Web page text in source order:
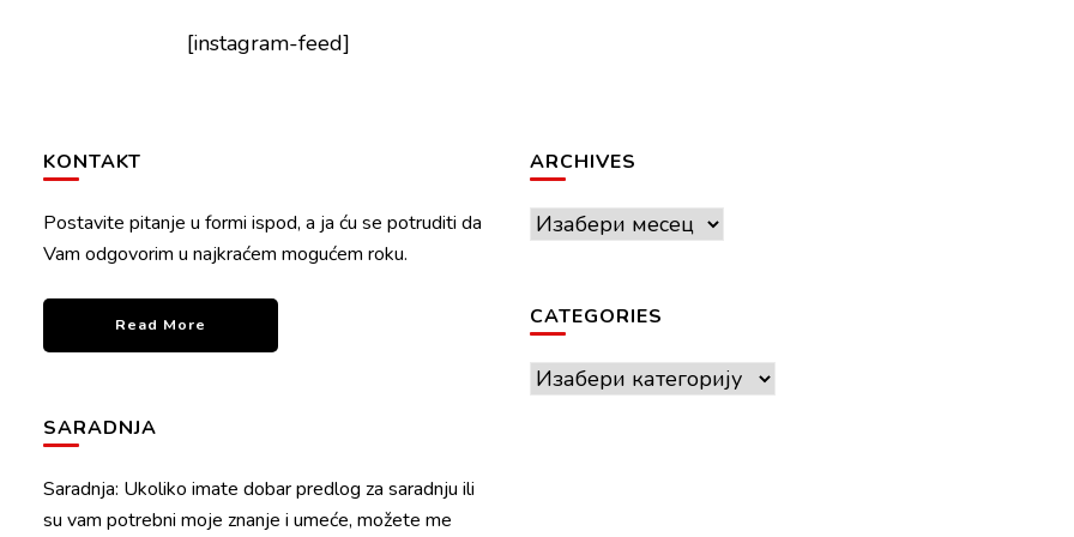
[instagram-feed]
KONTAKT
Postavite pitanje u formi ispod, a ja ću se potruditi da
Vam odgovorim u najkraćem mogućem roku.
Read More
SARADNJA
Saradnja: Ukoliko imate dobar predlog za saradnju ili
su vam potrebni moje znanje i umeće, možete me
ARCHIVES
Archives
CATEGORIES
Categories